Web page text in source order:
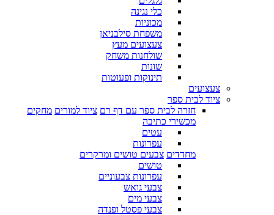
כלי נגינה
מכוניות
משפחת סילבניאן
צעצועים מעץ
שולחנות משחק
שונות
תינוקות ופעוטות
צעצועים
ציוד לבית ספר
חזרה לבית ספר עם דף רם ציוד למורים מחקים
מכשירי כתיבה
עטים
עפרונות
מחדדים צבעים טושים ומרקרים
טושים
עפרונות צבעוניים
צבעי גואש
צבעי מים
צבעי פסטל ופנדה